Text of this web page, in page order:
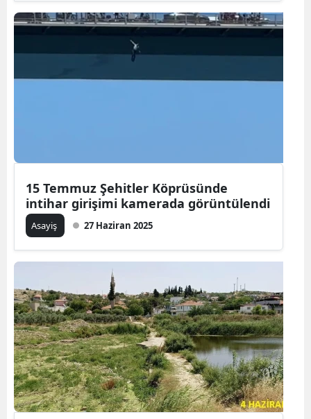
15 Temmuz Şehitler Köprüsünde
intihar girişimi kamerada görüntülendi
Asayiş 27 Haziran 2025